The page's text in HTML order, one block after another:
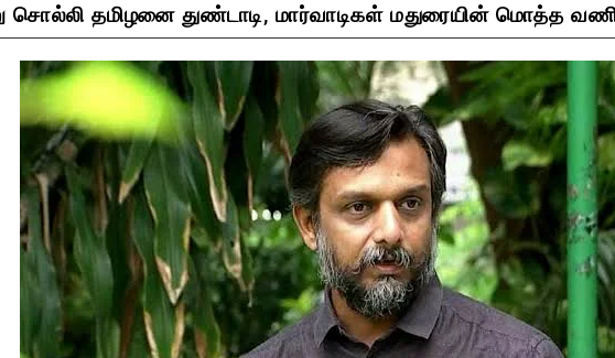
சொல்லி தமிழனை துண்டாடி, மார்வாடிகள் மதுரையின் மொத்த